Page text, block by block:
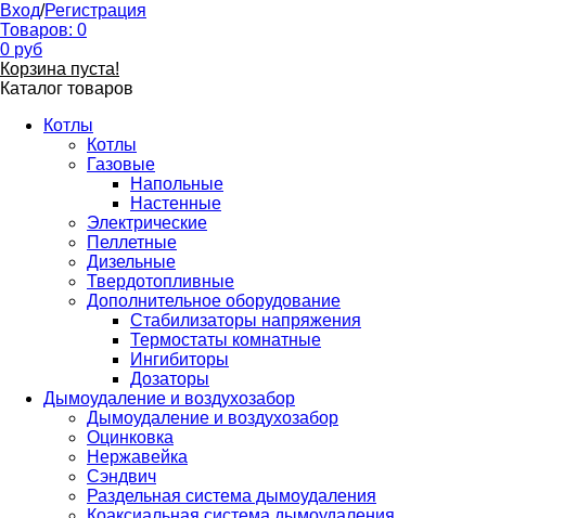
Вход/Регистрация
Товаров: 0
0 руб
Корзина пуста!
Каталог товаров
Котлы
Котлы
Газовые
Напольные
Настенные
Электрические
Пеллетные
Дизельные
Твердотопливные
Дополнительное оборудование
Стабилизаторы напряжения
Термостаты комнатные
Ингибиторы
Дозаторы
Дымоудаление и воздухозабор
Дымоудаление и воздухозабор
Оцинковка
Нержавейка
Сэндвич
Раздельная система дымоудаления